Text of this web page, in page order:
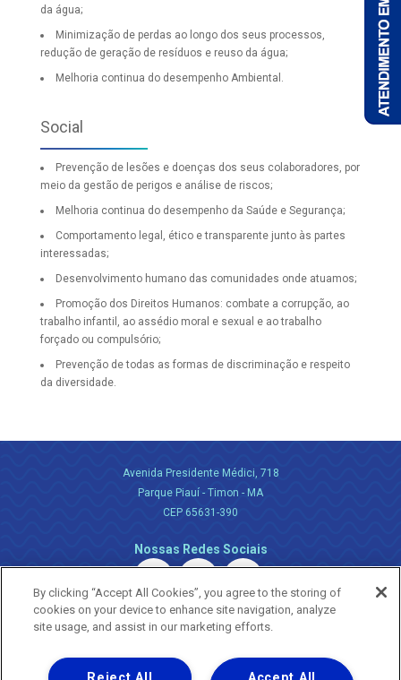
da água;
Minimização de perdas ao longo dos seus processos,
redução de geração de resíduos e reuso da água;
Melhoria continua do desempenho Ambiental.
Social
Prevenção de lesões e doenças dos seus colaboradores, por
meio da gestão de perigos e análise de riscos;
Melhoria continua do desempenho da Saúde e Segurança;
Comportamento legal, ético e transparente junto às partes
interessadas;
Desenvolvimento humano das comunidades onde atuamos;
Promoção dos Direitos Humanos: combate a corrupção, ao
trabalho infantil, ao assédio moral e sexual e ao trabalho
forçado ou compulsório;
Prevenção de todas as formas de discriminação e respeito
da diversidade.
Avenida Presidente Médici, 718
Parque Piauí - Timon - MA
CEP 65631-390
Nossas Redes Sociais
By clicking “Accept All Cookies”, you agree to the storing of
cookies on your device to enhance site navigation, analyze
site usage, and assist in our marketing efforts.